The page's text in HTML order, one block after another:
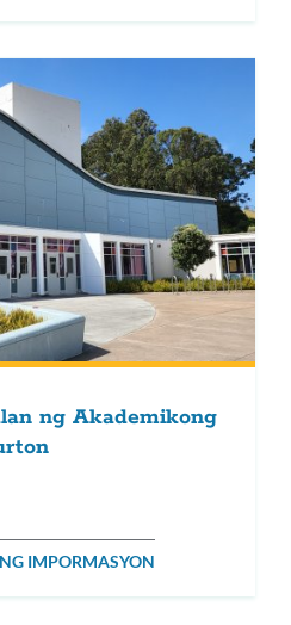
ng Akademikong
IMPORMASYON